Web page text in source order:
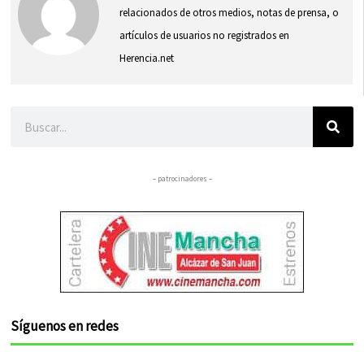
relacionados de otros medios, notas de prensa, o
artículos de usuarios no registrados en
Herencia.net
– patrocinadores –
Síguenos en redes